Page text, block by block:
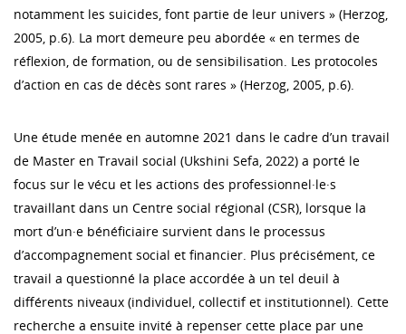
notamment les suicides, font partie de leur univers » (Herzog,
2005, p.6). La mort demeure peu abordée « en termes de
réflexion, de formation, ou de sensibilisation. Les protocoles
d’action en cas de décès sont rares » (Herzog, 2005, p.6).
Une étude menée en automne 2021 dans le cadre d’un travail
de Master en Travail social (Ukshini Sefa, 2022) a porté le
focus sur le vécu et les actions des professionnel·le·s
travaillant dans un Centre social régional (CSR), lorsque la
mort d’un·e bénéficiaire survient dans le processus
d’accompagnement social et financier. Plus précisément, ce
travail a questionné la place accordée à un tel deuil à
différents niveaux (individuel, collectif et institutionnel). Cette
recherche a ensuite invité à repenser cette place par une